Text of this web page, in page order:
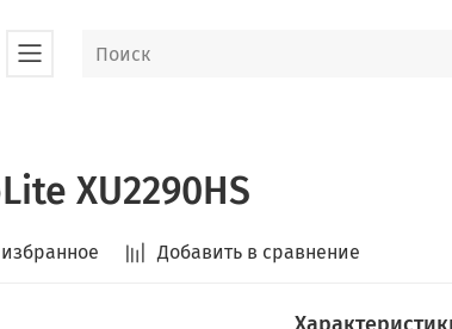
XU2290HS
Добавить в сравнение